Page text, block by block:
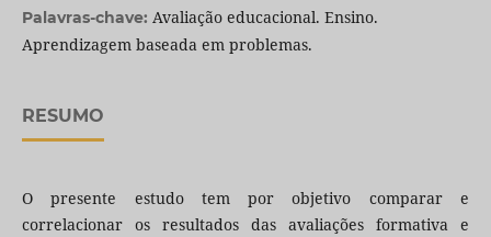
Palavras-chave: Avaliação educacional. Ensino.
Aprendizagem baseada em problemas.
RESUMO
O presente estudo tem por objetivo comparar e
correlacionar os resultados das avaliações formativa e